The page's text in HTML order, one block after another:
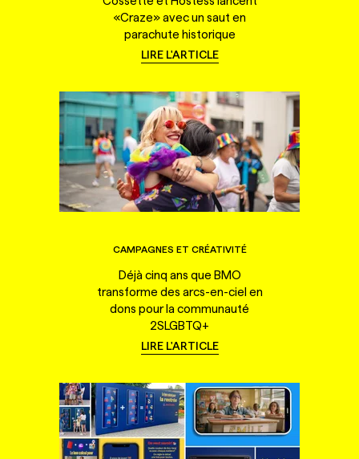
«Craze» avec un saut en
parachute historique
LIRE L'ARTICLE
CAMPAGNES ET CRÉATIVITÉ
Déjà cinq ans que BMO
transforme des arcs-en-ciel en
dons pour la communauté
2SLGBTQ+
LIRE L'ARTICLE